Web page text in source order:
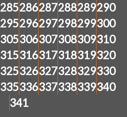
285286287288289290
295296297298299300
305306307308309310
315316317318319320
325326327328329330
335336337338339340
341